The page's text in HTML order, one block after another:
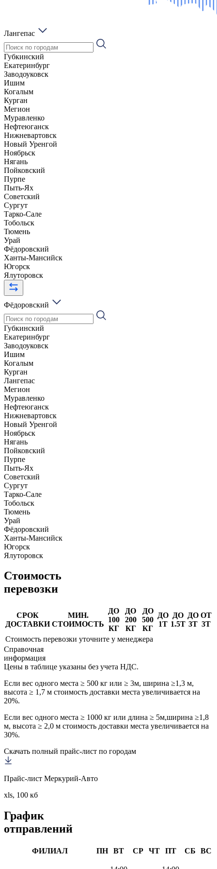
Лангепас
Губкинский
Екатеринбург
Заводоуковск
Ишим
Когалым
Курган
Мегион
Муравленко
Нефтеюганск
Нижневартовск
Новый Уренгой
Ноябрьск
Нягань
Пойковский
Пурпе
Пыть-Ях
Советский
Сургут
Тарко-Сале
Тобольск
Тюмень
Урай
Фёдоровский
Ханты-Мансийск
Югорск
Ялуторовск
Фёдоровский
Губкинский
Екатеринбург
Заводоуковск
Ишим
Когалым
Курган
Лангепас
Мегион
Муравленко
Нефтеюганск
Нижневартовск
Новый Уренгой
Ноябрьск
Нягань
Пойковский
Пурпе
Пыть-Ях
Советский
Сургут
Тарко-Сале
Тобольск
Тюмень
Урай
Фёдоровский
Ханты-Мансийск
Югорск
Ялуторовск
Стоимость
перевозки
СРОК
ДОСТАВКИ
МИН.
СТОИМОСТЬ
ДО
100
КГ
ДО
200
КГ
ДО
500
КГ
ДО
1Т
ДО
1.5Т
ДО
3Т
ОТ
3Т
Стоимость перевозки уточните у менеджера
Справочная
информация
Цены в таблице указаны без учета НДС.
Если вес одного места ≥ 500 кг или ≥ 3м, ширина ≥1,3 м,
высота ≥ 1,7 м стоимость доставки места увеличивается на
20%.
Если вес одного места ≥ 1000 кг или длина ≥ 5м,ширина ≥1,8
м, высота ≥ 2,0 м стоимость доставки места увеличивается на
30%.
Скачать полный прайс-лист по городам
Прайс-лист Меркурий-Авто
xls, 100 кб
График
отправлений
ФИЛИАЛ ПН ВТ СР ЧТ ПТ СБ ВС